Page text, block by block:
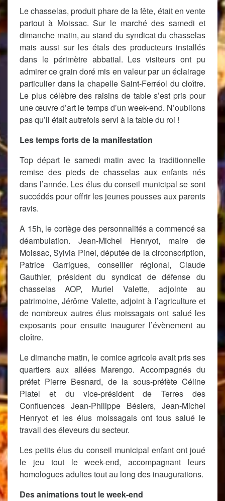
Le chasselas, produit phare de la fête, était en vente
partout à Moissac. Sur le marché des samedi et
dimanche matin, au stand du syndicat du chasselas
mais aussi sur les étals des producteurs installés
dans le périmètre abbatial. Les visiteurs ont pu
admirer ce grain doré mis en valeur par un éclairage
particulier dans la chapelle Saint-Ferréol du cloître.
Le plus célèbre des raisins de table s’est pris pour
une œuvre d’art le temps d’un week-end. N’oublions
pas qu’il était autrefois servi à la table du roi !
Les temps forts de la manifestation
Top départ le samedi matin avec la traditionnelle
remise des pieds de chasselas aux enfants nés
dans l’année. Les élus du conseil municipal se sont
succédés pour offrir les jeunes pousses aux parents
ravis.
A 15h, le cortège des personnalités a commencé sa
déambulation. Jean-Michel Henryot, maire de
Moissac, Sylvia Pinel, députée de la circonscription,
Patrice Garrigues, conseiller régional, Claude
Gauthier, président du syndicat de défense du
chasselas AOP, Muriel Valette, adjointe au
patrimoine, Jérôme Valette, adjoint à l’agriculture et
de nombreux autres élus moissagais ont salué les
exposants pour ensuite inaugurer l’évènement au
cloître.
Le dimanche matin, le comice agricole avait pris ses
quartiers aux allées Marengo. Accompagnés du
préfet Pierre Besnard, de la sous-préfète Céline
Platel et du vice-président de Terres des
Confluences Jean-Philippe Bésiers, Jean-Michel
Henryot et les élus moissagais ont tous salué le
travail des éleveurs du secteur.
Les petits élus du conseil municipal enfant ont joué
le jeu tout le week-end, accompagnant leurs
homologues adultes tout au long des inaugurations.
Des animations tout le week-end